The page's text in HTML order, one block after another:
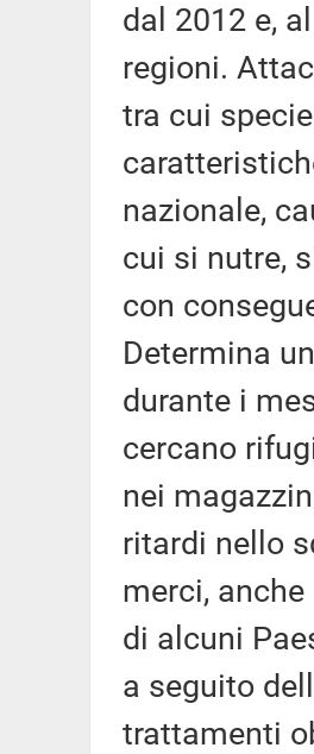
dal 2012 e,
regioni.
tra cui
nazionale,
cui si nutre,
con
Determina
durante i
cercano
nei
ritardi nello
merci,
di alcuni
a seguito
trattamenti